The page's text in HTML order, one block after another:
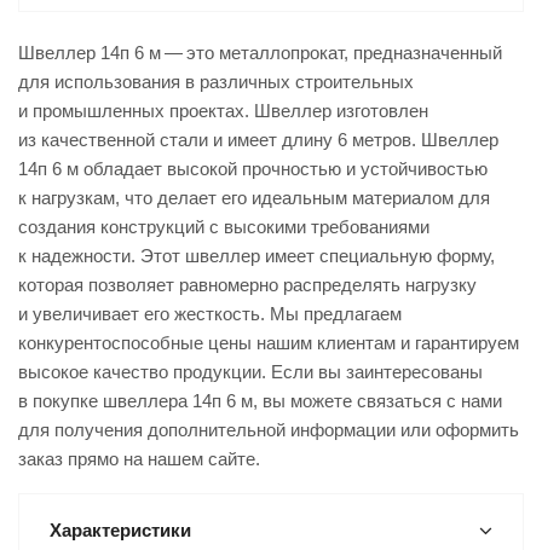
Швеллер 14п 6 м — это металлопрокат, предназначенный
для использования в различных строительных
и промышленных проектах. Швеллер изготовлен
из качественной стали и имеет длину 6 метров. Швеллер
14п 6 м обладает высокой прочностью и устойчивостью
к нагрузкам, что делает его идеальным материалом для
создания конструкций с высокими требованиями
к надежности. Этот швеллер имеет специальную форму,
которая позволяет равномерно распределять нагрузку
и увеличивает его жесткость. Мы предлагаем
конкурентоспособные цены нашим клиентам и гарантируем
высокое качество продукции. Если вы заинтересованы
в покупке швеллера 14п 6 м, вы можете связаться с нами
для получения дополнительной информации или оформить
заказ прямо на нашем сайте.
Характеристики